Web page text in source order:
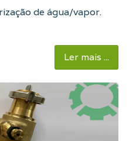
de água/vapor.
Ler mais ...